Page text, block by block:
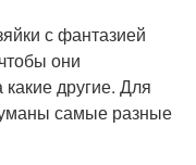
с фантазией
они
другие. Для
самые разные